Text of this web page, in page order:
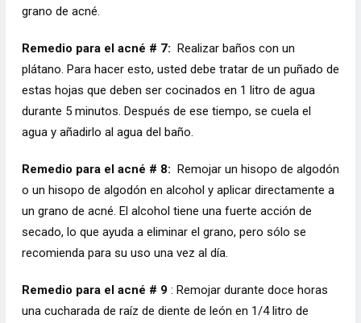
grano de acné.
Remedio para el acné # 7: Realizar baños con un
plátano. Para hacer esto, usted debe tratar de un puñado de
estas hojas que deben ser cocinados en 1 litro de agua
durante 5 minutos. Después de ese tiempo, se cuela el
agua y añadirlo al agua del baño.
Remedio para el acné # 8: Remojar un hisopo de algodón
o un hisopo de algodón en alcohol y aplicar directamente a
un grano de acné. El alcohol tiene una fuerte acción de
secado, lo que ayuda a eliminar el grano, pero sólo se
recomienda para su uso una vez al día.
Remedio para el acné # 9: Remojar durante doce horas
una cucharada de raíz de diente de león en 1/4 litro de